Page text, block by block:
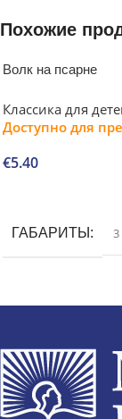
Похожие
Волк на псарне
Классика для
Доступно для
€5.40
ГАБАРИТЫ 3